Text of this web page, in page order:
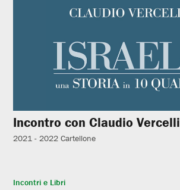
Incontro con Claudio Vercelli
2021 - 2022 Cartellone
Incontri e Libri